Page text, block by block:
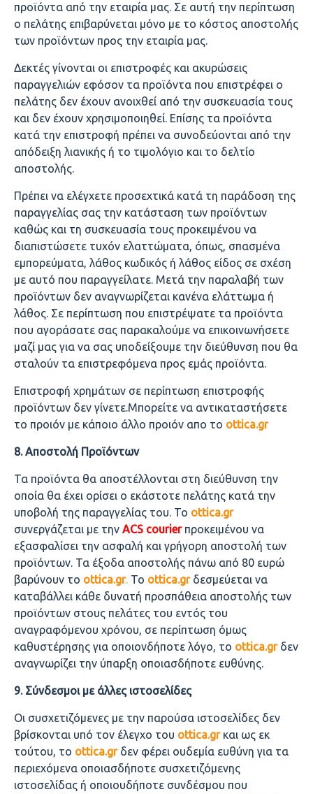
προϊόντα από την εταιρία μας. Σε αυτή την περίπτωση
ο πελάτης επιβαρύνεται μόνο με το κόστος αποστολής
των προϊόντων προς την εταιρία μας.
Δεκτές γίνονται οι επιστροφές και ακυρώσεις
παραγγελιών εφόσον τα προϊόντα που επιστρέφει ο
πελάτης δεν έχουν ανοιχθεί από την συσκευασία τους
και δεν έχουν χρησιμοποιηθεί. Επίσης τα προϊόντα
κατά την επιστροφή πρέπει να συνοδεύονται από την
απόδειξη λιανικής ή το τιμολόγιο και το δελτίο
αποστολής.
Πρέπει να ελέγχετε προσεχτικά κατά τη παράδοση της
παραγγελίας σας την κατάσταση των προϊόντων
καθώς και τη συσκευασία τους προκειμένου να
διαπιστώσετε τυχόν ελαττώματα, όπως, σπασμένα
εμπορεύματα, λάθος κωδικός ή λάθος είδος σε σχέση
με αυτό που παραγγείλατε. Μετά την παραλαβή των
προϊόντων δεν αναγνωρίζεται κανένα ελάττωμα ή
λάθος. Σε περίπτωση που επιστρέψατε τα προϊόντα
που αγοράσατε σας παρακαλούμε να επικοινωνήσετε
μαζί μας για να σας υποδείξουμε την διεύθυνση που θα
σταλούν τα επιστρεφόμενα προς εμάς προϊόντα.
Επιστροφή χρημάτων σε περίπτωση επιστροφής
προϊόντων δεν γίνετε.Μπορείτε να αντικαταστήσετε
το προιόν με κάποιο άλλο προιόν απο το ottica.gr
8. Αποστολή Προϊόντων
Τα προϊόντα θα αποστέλλονται στη διεύθυνση την
οποία θα έχει ορίσει ο εκάστοτε πελάτης κατά την
υποβολή της παραγγελίας του. Το ottica.gr
συνεργάζεται με την ACS courierπροκειμένου να
εξασφαλίσει την ασφαλή και γρήγορη αποστολή των
προϊόντων. Τα έξοδα αποστολής πάνω από 80 ευρώ
βαρύνουν το ottica.gr. Το ottica.grδεσμεύεται να
καταβάλλει κάθε δυνατή προσπάθεια αποστολής των
προϊόντων στους πελάτες του εντός του
αναγραφόμενου χρόνου, σε περίπτωση όμως
καθυστέρησης για οποιονδήποτε λόγο, το ottica.gr δεν
αναγνωρίζει την ύπαρξη οποιασδήποτε ευθύνης.
9. Σύνδεσμοι με άλλες ιστοσελίδες
Οι συσχετιζόμενες με την παρούσα ιστοσελίδες δεν
βρίσκονται υπό τον έλεγχο του ottica.gr και ως εκ
τούτου, το ottica.gr δεν φέρει ουδεμία ευθύνη για τα
περιεχόμενα οποιασδήποτε συσχετιζόμενης
ιστοσελίδας ή οποιουδήποτε συνδέσμου που